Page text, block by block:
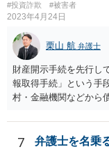
#投資詐欺
#被害者
2023年4月24日
栗山 航 弁護士
財産開示手続を先行し
報取得手続」という手
村・金融機関などから
情報、②預貯金情報、
す。もっとも、④勤務
7 弁護士を名乗